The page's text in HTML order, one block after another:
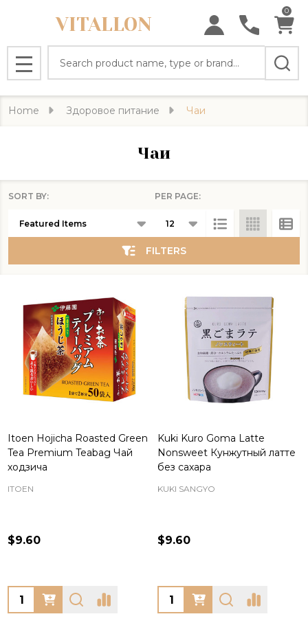
VITALLON
0
MENU
Home Здоровое питание Чаи
Чаи
List
SORT BY: PER PAGE:
FILTERS
Itoen Hojicha Roasted Green
Tea Premium Teabag Чай
ходзича
ITOEN
$9.60
Quantity:
Kuki Kuro Goma Latte
Nonsweet Кунжутный латте
без сахара
KUKI SANGYO
$9.60
Quantity: